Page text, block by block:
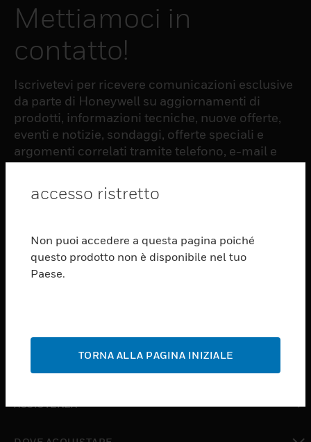
Mettiamoci in
contatto!
Iscrivetevi per ricevere comunicazioni esclusive
da parte di Honeywell su aggiornamenti di
prodotti, informazioni tecniche, nuove offerte,
eventi e notizie, sondaggi, offerte speciali e
argomenti correlati tramite telefono, e-mail e
PRODUCTS
toggle view
ASSISTENZA
accesso ristretto
Non puoi accedere a questa pagina poiché
questo prodotto non è disponibile nel tuo
Paese.
TORNA ALLA PAGINA INIZIALE